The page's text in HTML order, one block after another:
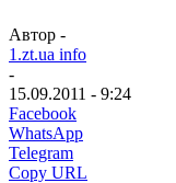
Автор -
1.zt.ua info
-
15.09.2011 - 9:24
Facebook
WhatsApp
Telegram
Copy URL